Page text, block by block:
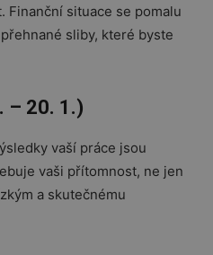
Finanční situace se pomalu
sliby, které byste
– 20. 1.)
vaší práce jsou
vaši přítomnost, ne jen
a skutečnému